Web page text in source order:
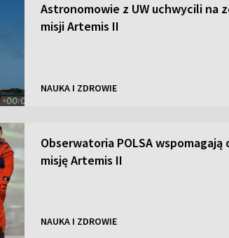
Astronomowie z UW uchwycili na
misji Artemis II
NAUKA I ZDROWIE
Obserwatoria POLSA
misję Artemis II
NAUKA I ZDROWIE